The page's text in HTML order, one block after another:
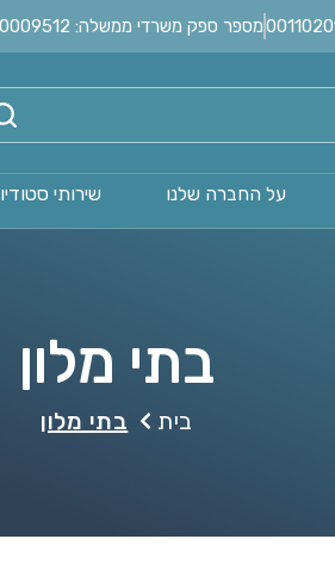
מספר ספק משרדי ממשלה: 40009512
על החברה שלנו שירותי סטודיו
בתי מלון
בית בתי מלון